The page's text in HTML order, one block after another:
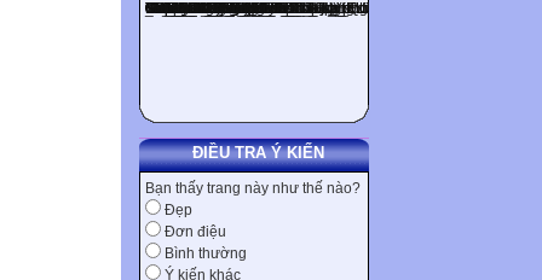
ĐIỀU TRA Ý KIẾN
Bạn thấy trang này như thế nào?
Đẹp
Đơn điệu
Bình thường
Ý kiến khác